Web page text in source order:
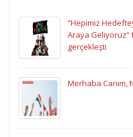
“Hepimiz
Araya Geliyoruz”
gerçekleşti
Merhaba Canım,